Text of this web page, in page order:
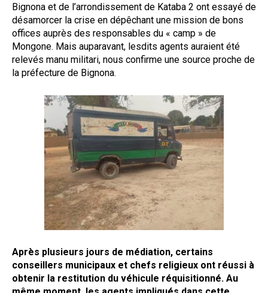
Bignona et de l’arrondissement de Kataba 2 ont essayé de
désamorcer la crise en dépêchant une mission de bons
offices auprès des responsables du « camp » de
Mongone. Mais auparavant, lesdits agents auraient été
relevés manu militari, nous confirme une source proche de
la préfecture de Bignona.
Après plusieurs jours de médiation, certains
conseillers municipaux et chefs religieux ont réussi à
obtenir la restitution du véhicule réquisitionné. Au